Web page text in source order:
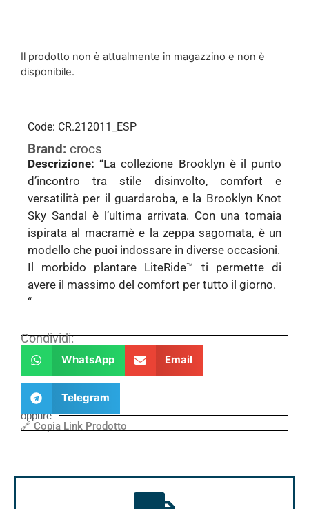
Il prodotto non è attualmente in magazzino e non è
disponibile.
Code: CR.212011_ESP
Brand: crocs
Descrizione:“La collezione Brooklyn è il punto
d’incontro tra stile disinvolto, comfort e
versatilità per il guardaroba, e la Brooklyn Knot
Sky Sandal è l’ultima arrivata. Con una tomaia
ispirata al macramè e la zeppa sagomata, è un
modello che puoi indossare in diverse occasioni.
Il morbido plantare LiteRide™ ti permette di
avere il massimo del comfort per tutto il giorno.
“
Condividi:
WhatsApp Email
Telegram
oppure
🔗 Copia Link Prodotto